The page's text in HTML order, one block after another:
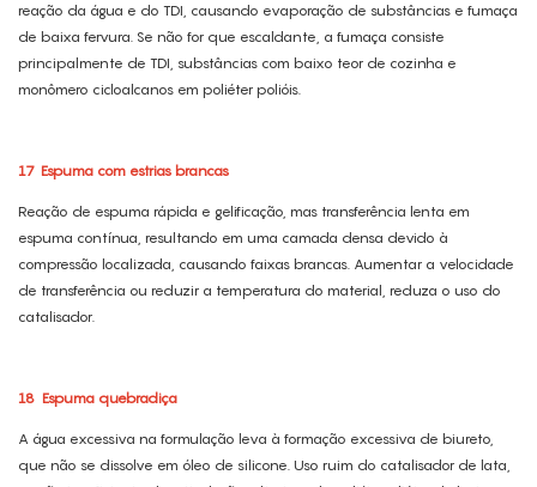
reação da água e do TDI, causando evaporação de substâncias e fumaça
de baixa fervura. Se não for que escaldante, a fumaça consiste
principalmente de TDI, substâncias com baixo teor de cozinha e
monômero cicloalcanos em poliéter polióis.
17 Espuma com estrias brancas
Reação de espuma rápida e gelificação, mas transferência lenta em
espuma contínua, resultando em uma camada densa devido à
compressão localizada, causando faixas brancas. Aumentar a velocidade
de transferência ou reduzir a temperatura do material, reduza o uso do
catalisador.
18 Espuma quebradiça
A água excessiva na formulação leva à formação excessiva de biureto,
que não se dissolve em óleo de silicone. Uso ruim do catalisador de lata,